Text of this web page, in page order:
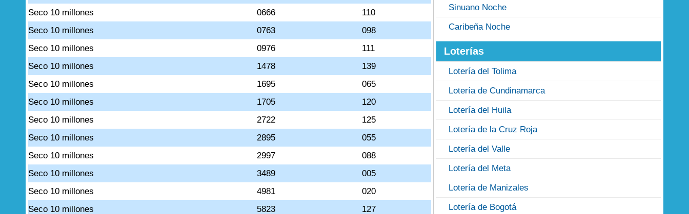
Seco 10 millones
0666
110
Seco 10 millones
0763
098
Seco 10 millones
0976
111
Seco 10 millones
1478
139
Seco 10 millones
1695
065
Seco 10 millones
1705
120
Seco 10 millones
2722
125
Seco 10 millones
2895
055
Seco 10 millones
2997
088
Seco 10 millones
3489
005
Seco 10 millones
4981
020
Seco 10 millones
5823
127
Sinuano Noche
Caribeña Noche
Loterías
Lotería del Tolima
Lotería de Cundinamarca
Lotería del Huila
Lotería de la Cruz Roja
Lotería del Valle
Lotería del Meta
Lotería de Manizales
Lotería de Bogotá